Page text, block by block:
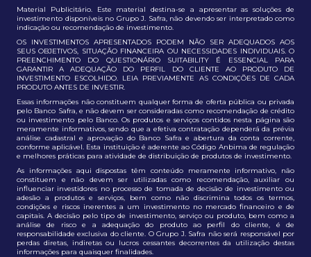
Material Publicitário. Este material destina-se a apresentar as soluções de
investimento disponíveis no Grupo J. Safra, não devendo ser interpretado como
indicação ou recomendação de investimento.
OS INVESTIMENTOS APRESENTADOS PODEM NÃO SER ADEQUADOS AOS
SEUS OBJETIVOS, SITUAÇÃO FINANCEIRA OU NECESSIDADES INDIVIDUAIS. O
PREENCHIMENTO DO QUESTIONÁRIO SUITABILITY É ESSENCIAL PARA
GARANTIR A ADEQUAÇÃO DO PERFIL DO CLIENTE AO PRODUTO DE
INVESTIMENTO ESCOLHIDO. LEIA PREVIAMENTE AS CONDIÇÕES DE CADA
PRODUTO ANTES DE INVESTIR.
Essas informações não constituem qualquer forma de oferta pública ou privada
pelo Banco Safra, e não devem ser consideradas como recomendação de crédito
ou investimento pelo Banco. Os produtos e serviços contidos nesta página são
meramente informativos, sendo que a efetiva contratação dependerá da prévia
análise cadastral e aprovação do Banco Safra e abertura da conta corrente,
conforme aplicável. Esta instituição é aderente ao Código Anbima de regulação
e melhores práticas para atividade de distribuição de produtos de investimento.
As informações aqui dispostas têm conteúdo meramente informativo, não
constituem e não devem ser utilizadas como recomendação, auxiliar ou
influenciar investidores no processo de tomada de decisão de investimento ou
adesão a produtos e serviços, bem como não discrimina todos os termos,
condições e riscos inerentes a um investimento no mercado financeiro e de
capitais. A decisão pelo tipo de investimento, serviço ou produto, bem como a
análise de risco e a adequação do produto ao perfil do cliente, é de
responsabilidade exclusiva do cliente. O Grupo J. Safra não será responsável por
perdas diretas, indiretas ou lucros cessantes decorrentes da utilização destas
informações para quaisquer finalidades.